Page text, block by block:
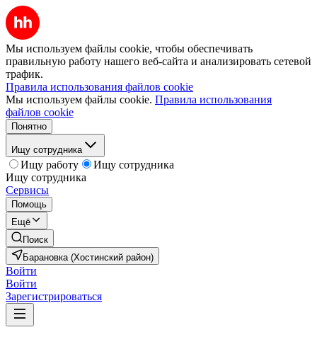
Мы используем файлы cookie, чтобы обеспечивать
правильную работу нашего веб-сайта и анализировать сетевой
трафик.
Правила использования файлов cookie
Мы используем файлы cookie. Правила использования
файлов cookie
Понятно
Ищу сотрудника
Ищу работу
Ищу сотрудника
Ищу сотрудника
Сервисы
Помощь
Ещё
Поиск
Барановка (Хостинский район)
Войти
Войти
Зарегистрироваться